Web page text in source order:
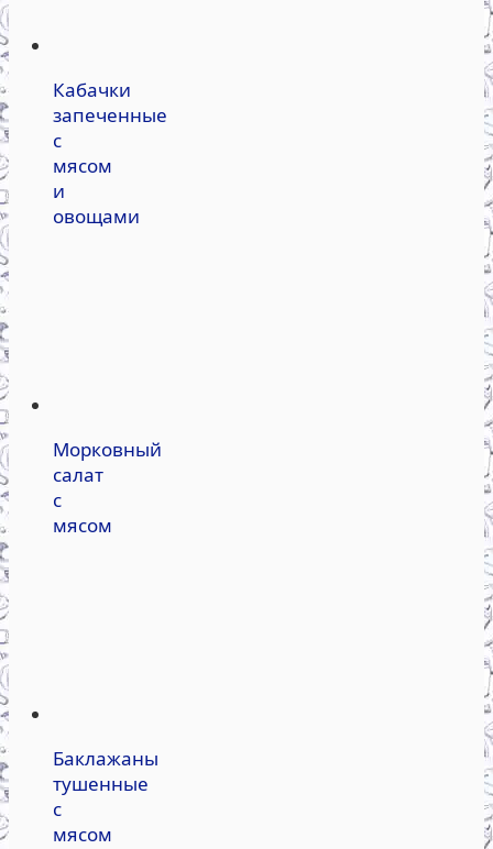
Кабачки
запеченные
с
мясом
и
овощами
Морковный
салат
с
мясом
Баклажаны
тушенные
с
мясом